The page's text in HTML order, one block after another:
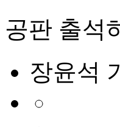
공판 출석
장윤석